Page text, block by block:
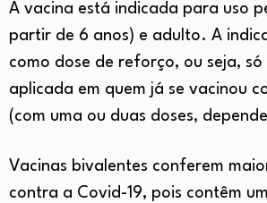
A vacina está indicada para uso
partir de 6 anos) e adulto. A
como dose de reforço, ou seja, só
aplicada em quem já se vacinou
(com uma ou duas doses,
Vacinas bivalentes conferem
contra a Covid-19, pois contêm